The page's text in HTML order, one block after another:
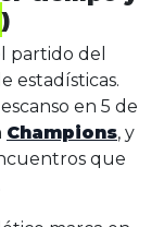
)
partido del
estadísticas.
en 5 de
Champions, y
que